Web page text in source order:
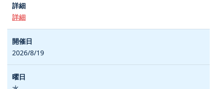
詳細
2026/8/19